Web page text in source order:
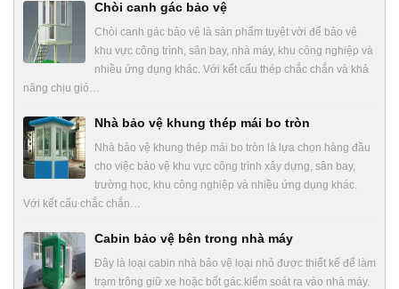
Chòi canh gác bảo vệ
Chòi canh gác bảo vệ là sản phẩm tuyệt vời để bảo vệ
khu vực công trình, sân bay, nhà máy, khu công nghiệp và
nhiều ứng dụng khác. Với kết cấu thép chắc chắn và khả
năng chịu gió…
Nhà bảo vệ khung thép mái bo tròn
Nhà bảo vệ khung thép mái bo tròn là lựa chọn hàng đầu
cho việc bảo vệ khu vực công trình xây dựng, sân bay,
trường học, khu công nghiệp và nhiều ứng dụng khác.
Với kết cấu chắc chắn…
Cabin bảo vệ bên trong nhà máy
Đây là loại cabin nhà bảo vệ loại nhỏ được thiết kế để làm
trạm trông giữ xe hoặc bốt gác kiểm soát ra vào nhà máy.